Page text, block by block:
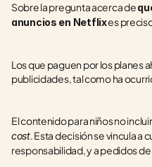
Sobre la pregunta acerca de
anuncios en Netflix es
Los que paguen por los planes
publicidades, tal como ha
El contenido para niños no
cost. Esta decisión se vincula a
responsabilidad, y a pedidos